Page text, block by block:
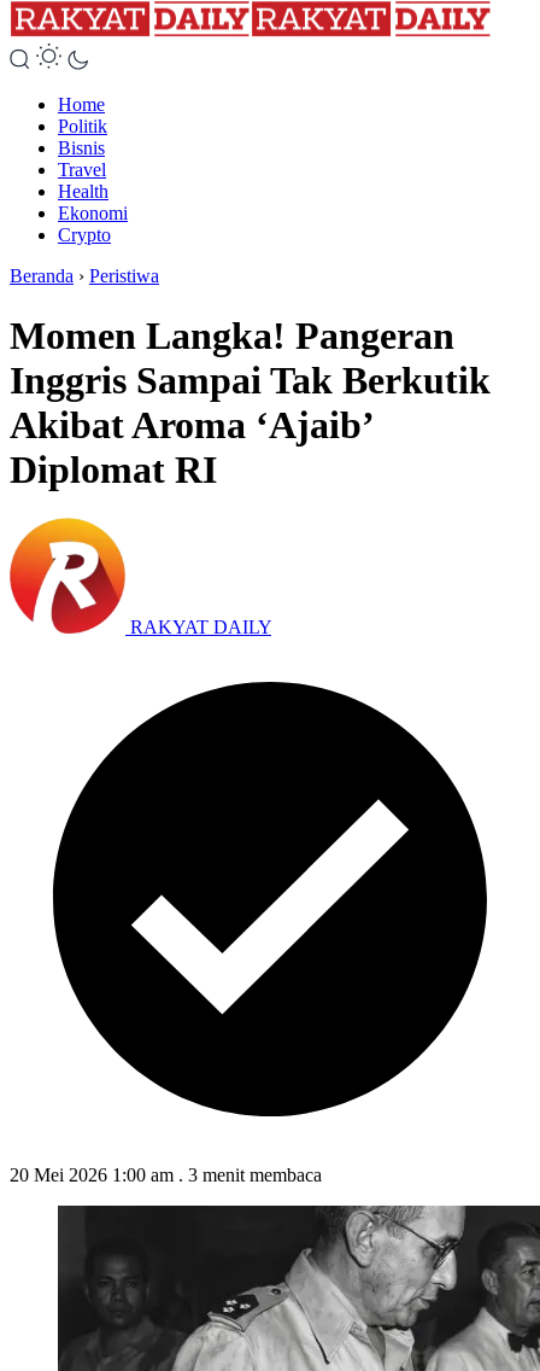
Home
Politik
Bisnis
Travel
Health
Ekonomi
Crypto
Beranda › Peristiwa
Momen Langka! Pangeran
Inggris Sampai Tak Berkutik
Akibat Aroma ‘Ajaib’
Diplomat RI
RAKYAT DAILY
20 Mei 2026 1:00 am . 3 menit membaca